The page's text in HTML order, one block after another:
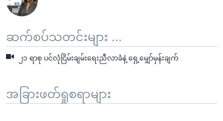
ဆက်စပ်သတင်းများ ...
၂၁ ရာစု ပင်လုံငြိမ်းချမ်းရေးညီလာခံနဲ့ ရှေ့မျှော်မှန်းချက်
အခြားဖတ်ရှုစရာများ